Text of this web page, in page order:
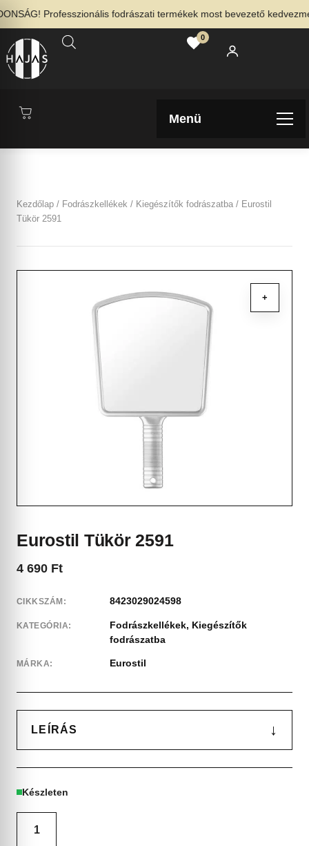
Professzionális fodrászati termékek most bevezető
0
Menü
Kezdőlap / Fodrászkellékek / Kiegészítők fodrászatba / Eurostil
Tükör 2591
+
Eurostil Tükör 2591
4 690 Ft
CIKKSZÁM: 8423029024598
KATEGÓRIA: Fodrászkellékek, Kiegészítők
fodrászatba
MÁRKA: Eurostil
LEÍRÁS ↓
Készleten